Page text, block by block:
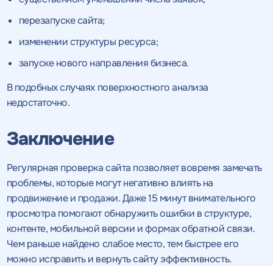
перезапуске сайта;
изменении структуры ресурса;
запуске нового направления бизнеса.
В подобных случаях поверхностного анализа
недостаточно.
Заключение
Регулярная проверка сайта позволяет вовремя замечать
проблемы, которые могут негативно влиять на
продвижение и продажи. Даже 15 минут внимательного
просмотра помогают обнаружить ошибки в структуре,
контенте, мобильной версии и формах обратной связи.
Чем раньше найдено слабое место, тем быстрее его
можно исправить и вернуть сайту эффективность.